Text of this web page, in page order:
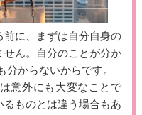
前に、まずは自分自身の
せん。自分のことが分か
分からないからです。
意外にも大変なことで
ものとは違う場合もあ